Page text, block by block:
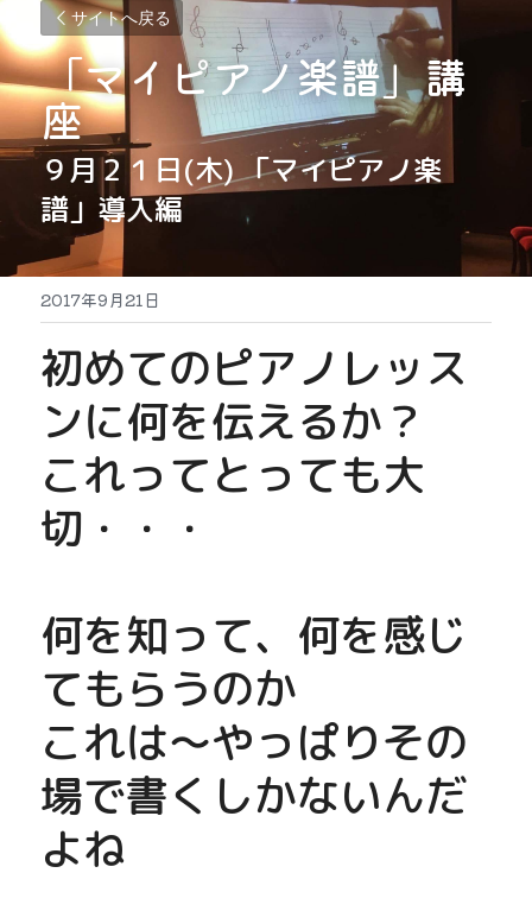
サイトへ戻る
「マイピアノ楽譜」講
座
９月２１日(木) 「マイピアノ楽
譜」導入編
2017年9月21日
初めてのピアノレッス
ンに何を伝えるか？
これってとっても大
切・・・
何を知って、何を感じ
てもらうのか
これは〜やっぱりその
場で書くしかないんだ
よね